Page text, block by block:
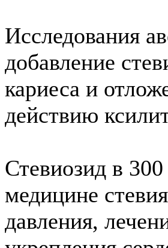
Исследования
добавление
кариеса и
действию
Стевиозид в
медицине
давления,